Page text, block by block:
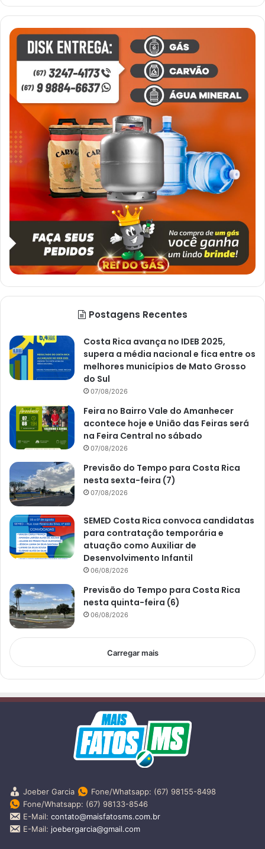
Postagens Recentes
Costa Rica avança no IDEB 2025,
supera a média nacional e fica entre os
melhores municípios de Mato Grosso
do Sul
07/08/2026
Feira no Bairro Vale do Amanhecer
acontece hoje e União das Feiras será
na Feira Central no sábado
07/08/2026
Previsão do Tempo para Costa Rica
nesta sexta-feira (7)
07/08/2026
SEMED Costa Rica convoca candidatas
para contratação temporária e
atuação como Auxiliar de
Desenvolvimento Infantil
06/08/2026
Previsão do Tempo para Costa Rica
nesta quinta-feira (6)
06/08/2026
Carregar mais
Joeber Garcia
Fone/Whatsapp: (67) 98155-8498
Fone/Whatsapp: (67) 98133-8546
E-Mail: contato@maisfatosms.com.br
E-Mail: joebergarcia@gmail.com